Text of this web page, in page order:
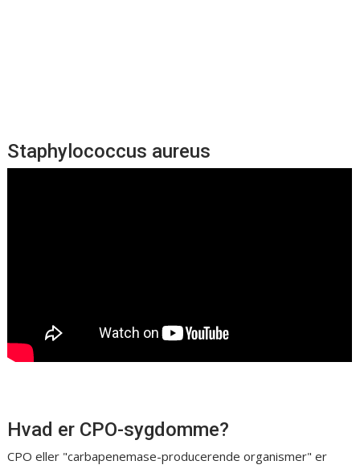
Staphylococcus aureus
Hvad er CPO-sygdomme?
CPO eller "carbapenemase-producerende organismer" er